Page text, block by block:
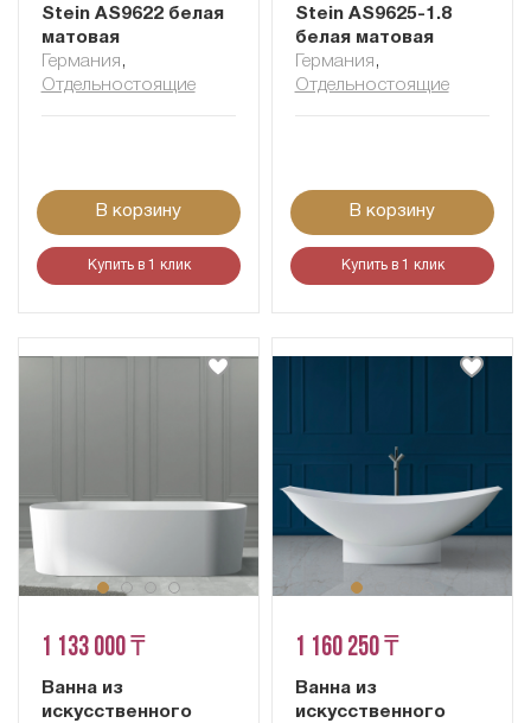
Stein AS9622 белая
матовая
Германия ,
Отдельностоящие
В корзину
Купить в 1 клик
Stein AS9625-1.8
белая матовая
Германия ,
Отдельностоящие
В корзину
Купить в 1 клик
1 133 000 ₸
Ванна из
искусственного
1 160 250 ₸
Ванна из
искусственного